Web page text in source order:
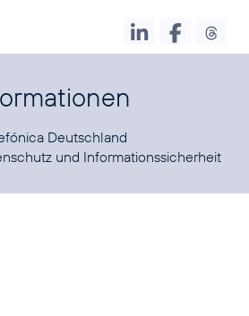
Deutschland
und Informationssicherheit